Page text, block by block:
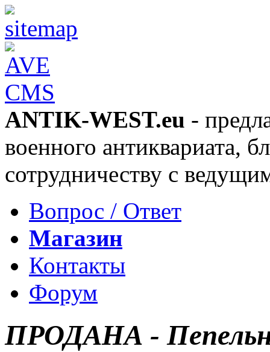
ANTIK-WEST.eu -
военного антиквариата,
сотрудничеству с
Вопрос / Ответ
Магазин
Контакты
Форум
ПРОДАНА -